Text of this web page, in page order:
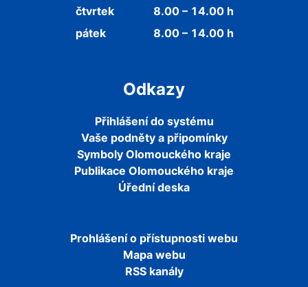
čtvrtek
8.00 – 14.00 h
pátek
8.00 – 14.00 h
Odkazy
Přihlášení do systému
Vaše podněty a připomínky
Symboly Olomouckého kraje
Publikace Olomouckého kraje
Úřední deska
Prohlášení o přístupnosti webu
Mapa webu
RSS kanály